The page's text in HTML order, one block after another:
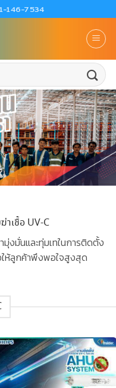
146-7534
าเชื้อ UV-C
งมั่นและทุ่มเทในการติดตั้ง
ห้ลูกค้าพึงพอใจสูงสุด